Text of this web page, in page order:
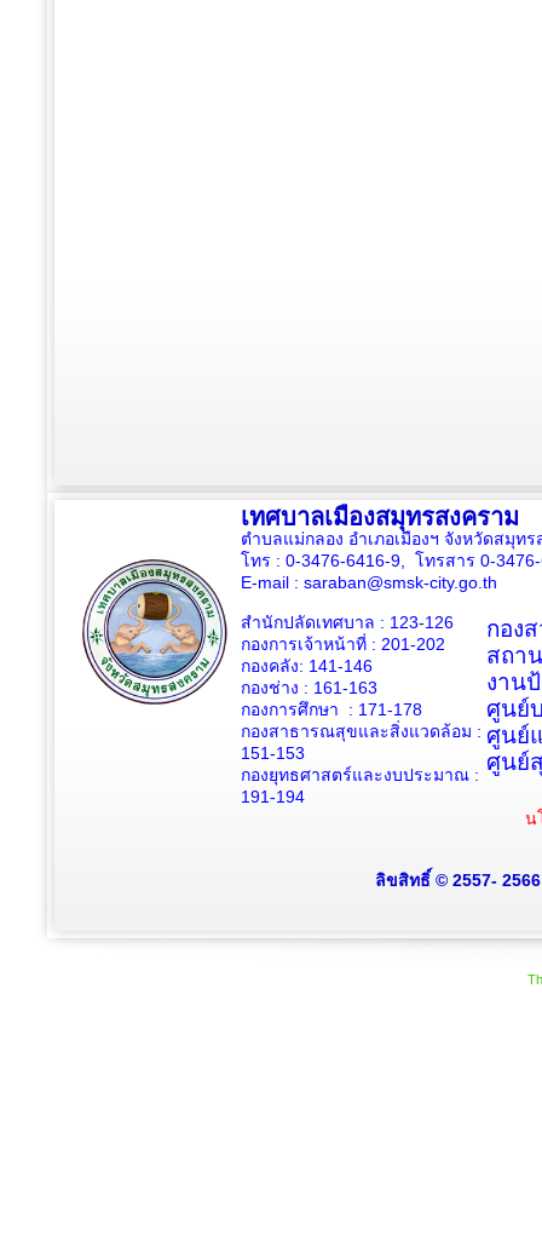
เทศบาลเมืองสมุทรสงคราม
ตำบลแม่กลอง อำเภอเมืองฯ จังหวัดสมุท
โทร : 0-3476-6416-9, โทรสาร 0-
E-mail : saraban@smsk-city.go.th
สำนักปลัดเทศบาล : 123-126
กองการเจ้าหน้าที่ : 201-202
กองคลัง: 141-146
กองช่าง : 161-163
กองการศึกษา : 171-178
กองสาธารณสุขและสิ่งแวดล้อม :
151-153
กองยุทธศาสตร์และงบประมาณ :
191-194
กอง
สถา
งาน
ศูนย์
ศูนย์
ศูนย์
น
ลิขสิทธิ์ © 2557-